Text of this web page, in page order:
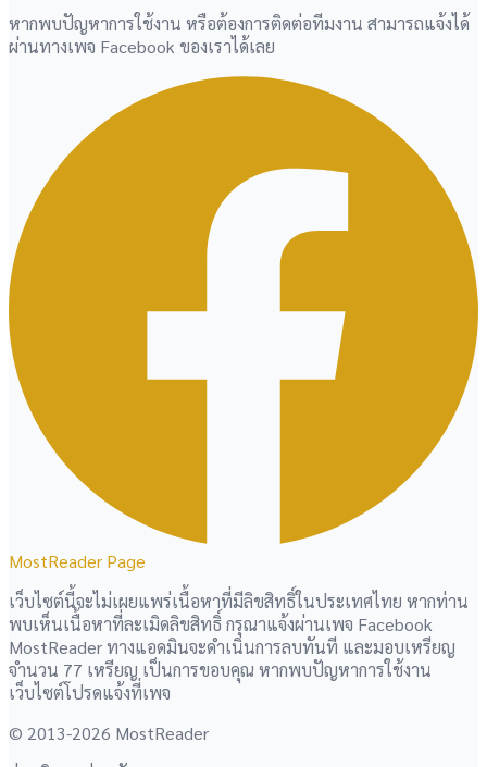
หากพบปัญหาการใช้งาน หรือต้องการติดต่อทีมงาน สามารถแจ้งได้
ผ่านทางเพจ Facebook ของเราได้เลย
MostReader Page
เว็บไซต์นี้จะไม่เผยแพร่เนื้อหาที่มีลิขสิทธิ์ในประเทศไทย หากท่าน
พบเห็นเนื้อหาที่ละเมิดลิขสิทธิ์ กรุณาแจ้งผ่านเพจ Facebook
MostReader ทางแอดมินจะดำเนินการลบทันที และมอบเหรียญ
จำนวน 77 เหรียญ เป็นการขอบคุณ หากพบปัญหาการใช้งาน
เว็บไซต์โปรดแจ้งที่เพจ
© 2013-2026 MostReader